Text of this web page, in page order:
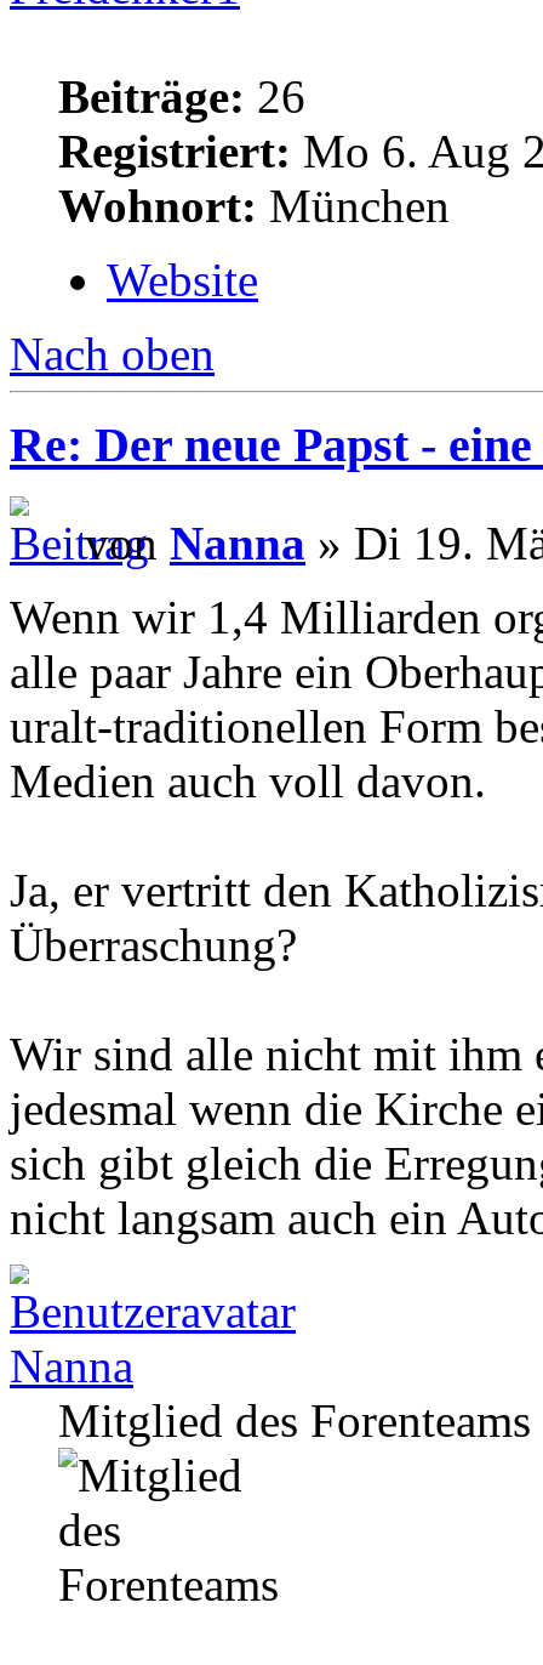
Beiträge: 26
Registriert: Mo 6. Aug
Wohnort: München
Website
Nach oben
Re: Der neue Papst -
von Nanna » Di 19.
Wenn wir 1,4 Milliarden
alle paar Jahre ein
uralt-traditionellen Form
Medien auch voll davon.
Ja, er vertritt den
Überraschung?
Wir sind alle nicht mit ihm
jedesmal wenn die Kirche
sich gibt gleich die
nicht langsam auch ein
Nanna
Mitglied des Forenteams